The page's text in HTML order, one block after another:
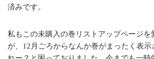
済みです。
私もこの未購入の巻リストアップページを
が、12月ごろからなんか巻がまったく表